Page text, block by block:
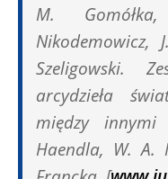
M.
Nikodemowicz,
Szeligowski.
arcydzieła
między
Haendla, W. A.